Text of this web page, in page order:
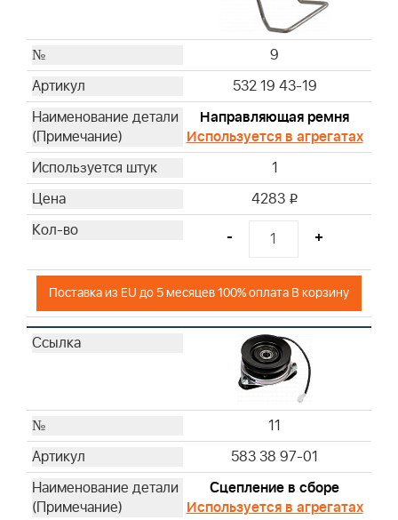
9
532 19 43-19
Направляющая ремня
Используется в агрегатах
1
4283 i
- +
Поставка из EU до 5 месяцев 100% оплата В корзину
11
583 38 97-01
Сцепление в сборе
Используется в агрегатах